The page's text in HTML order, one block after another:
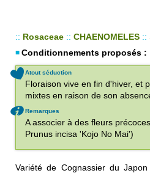
:: Rosaceae :: CHAENOMELES ::
Conditionnements proposés :
Atout séduction
Floraison vive en fin d'hiver, et
mixtes en raison de son
Remarques
A associer à des fleurs
Prunus incisa 'Kojo No Mai')
Variété de Cognassier du